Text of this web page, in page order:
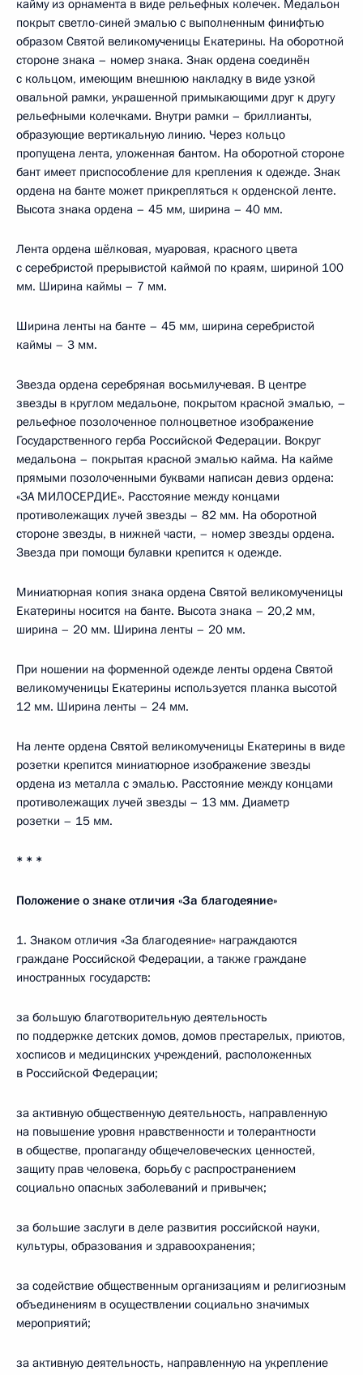
кайму из орнамента в виде рельефных колечек. Медальон
покрыт светло-синей эмалью с выполненным финифтью
образом Святой великомученицы Екатерины. На оборотной
стороне знака – номер знака. Знак ордена соединён
с кольцом, имеющим внешнюю накладку в виде узкой
овальной рамки, украшенной примыкающими друг к другу
рельефными колечками. Внутри рамки – бриллианты,
образующие вертикальную линию. Через кольцо
пропущена лента, уложенная бантом. На оборотной стороне
бант имеет приспособление для крепления к одежде. Знак
ордена на банте может прикрепляться к орденской ленте.
Высота знака ордена – 45 мм, ширина – 40 мм.
Лента ордена шёлковая, муаровая, красного цвета
с серебристой прерывистой каймой по краям, шириной 100
мм. Ширина каймы – 7 мм.
Ширина ленты на банте – 45 мм, ширина серебристой
каймы – 3 мм.
Звезда ордена серебряная восьмилучевая. В центре
звезды в круглом медальоне, покрытом красной эмалью, –
рельефное позолоченное полноцветное изображение
Государственного герба Российской Федерации. Вокруг
медальона – покрытая красной эмалью кайма. На кайме
прямыми позолоченными буквами написан девиз ордена:
«ЗА МИЛОСЕРДИЕ». Расстояние между концами
противолежащих лучей звезды – 82 мм. На оборотной
стороне звезды, в нижней части, – номер звезды ордена.
Звезда при помощи булавки крепится к одежде.
Миниатюрная копия знака ордена Святой великомученицы
Екатерины носится на банте. Высота знака – 20,2 мм,
ширина – 20 мм. Ширина ленты – 20 мм.
При ношении на форменной одежде ленты ордена Святой
великомученицы Екатерины используется планка высотой
12 мм. Ширина ленты – 24 мм.
На ленте ордена Святой великомученицы Екатерины в виде
розетки крепится миниатюрное изображение звезды
ордена из металла с эмалью. Расстояние между концами
противолежащих лучей звезды – 13 мм. Диаметр
розетки – 15 мм.
* * *
Положение о знаке отличия «За благодеяние»
1. Знаком отличия «За благодеяние» награждаются
граждане Российской Федерации, а также граждане
иностранных государств:
за большую благотворительную деятельность
по поддержке детских домов, домов престарелых, приютов,
хосписов и медицинских учреждений, расположенных
в Российской Федерации;
за активную общественную деятельность, направленную
на повышение уровня нравственности и толерантности
в обществе, пропаганду общечеловеческих ценностей,
защиту прав человека, борьбу с распространением
социально опасных заболеваний и привычек;
за большие заслуги в деле развития российской науки,
культуры, образования и здравоохранения;
за содействие общественным организациям и религиозным
объединениям в осуществлении социально значимых
мероприятий;
за активную деятельность, направленную на укрепление